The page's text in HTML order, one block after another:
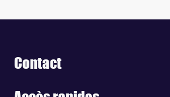
Contact